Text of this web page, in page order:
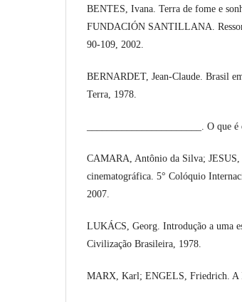
BENTES, Ivana. Terra de fome e
FUNDACIÓN SANTILLANA.
90-109, 2002.
BERNARDET, Jean-Claude. Brasil
Terra, 1978.
_______________________. O que
CAMARA, Antônio da Silva;
cinematográfica. 5° Colóquio
2007.
LUKÁCS, Georg. Introdução a uma
Civilização Brasileira, 1978.
MARX, Karl; ENGELS, Friedrich. A